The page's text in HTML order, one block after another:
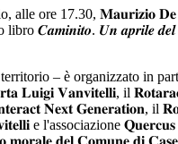
alle ore 17.30, 𝐌𝐚𝐮𝐫𝐢𝐳𝐢𝐨
𝑪𝒂𝒎𝒊𝒏𝒊𝒕𝒐. 𝑼𝒏 𝒂𝒑𝒓𝒊𝒍𝒆 𝒅𝒆𝒍
– è organizzato in
𝐋𝐮𝐢𝐠𝐢 𝐕𝐚𝐧𝐯𝐢𝐭𝐞𝐥𝐥𝐢, il
𝐍𝐞𝐱𝐭 𝐆𝐞𝐧𝐞𝐫𝐚𝐭𝐢𝐨𝐧, il
e l'associazione